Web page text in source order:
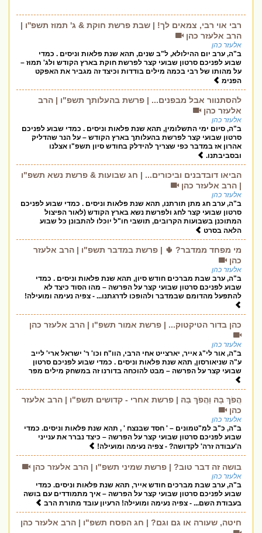
רבי אוי רבי, צמאים לך! | שבת פרשת חוקת & ג' תמוז תשפ''ו |
הרב אלעזר כהן
אלעזר כהן
ב"ה, ערב יום ההילולא, ל"ב שנים, תהא שנת פלאות וניסים . כמדי
שבוע לפניכם סרטון שבועי קצר לפרשת חוקת בארץ הקודש ולג' תמוז –
על מהותו של רבי בכמה מילים בודדות וכיצד זה מגביר את האפקט
הפנימ
להסתנוור אבל מבפנים... | פרשת בהעלותך תשפ"ו | הרב
אלעזר כהן
אלעזר כהן
ב"ה, סיום ימי התשלומין, תהא שנת פלאות וניסים . כמדי שבוע לפניכם
סרטון שבועי קצר לפרשת בהעלותך בארץ הקודש – על הנר שהדליק
אהרון אז במדבר כפי שצריך להידלק בחודש סיון תשפ"ו אצלנו
ובסביבתנו.
הביאו דובדבנים וביכורים... | חג שבועות & פרשת נשא תשפ"ו
| הרב אלעזר כהן
אלעזר כהן
ב"ה, ערב חג מתן תורתנו, תהא שנת פלאות וניסים . כמדי שבוע לפניכם
סרטון שבועי קצר לחג ולפרשת נשא בארץ הקודש (לאור הפיצול
המתוכנן בשבועות הקרובים, תושבי חו"ל יוכלו להתבונן כל שבוע
הלאה בסרט
מי מפחד ממדבר? 🌵 | פרשת במדבר תשפ"ו | הרב אלעזר
כהן
אלעזר כהן
ב"ה, ערב שבת מברכים חודש סיון, תהא שנת פלאות וניסים . כמדי
שבוע לפניכם סרטון שבועי קצר על הפרשה – מהו הסוד כיצד לא
להתפעל מהדומם שבמדבר ולהופכו לדרגתנו... - צפיה נעימה ומועילה!
כהן בדור הטיקטוק... | פרשת אמור תשפ"ו | הרב אלעזר כהן
אלעזר כהן
ב"ה, אור לי"ג אייר, יארצייט אחי הרבי, הוו"ח וכו' ר' ישראל ארי' לייב
ע"ה שניאורסון, תהא שנת פלאות וניסים . כמדי שבוע לפניכם סרטון
שבועי קצר על הפרשה – מבט להוכחה בדורנו זה במשחק מילים מפר
הֲפֹךְ בָּהּ וַהֲפֹךְ בַּהּ | פרשת אחרי - קדושים תשפ"ו | הרב אלעזר
כהן
אלעזר כהן
ב"ה, כ"ב למ"טמונים – ' חסד שבנצח ' , תהא שנת פלאות וניסים. כמדי
שבוע לפניכם סרטון שבועי קצר על הפרשה – כיצד נברר את ענייני
ה'עבודה זרה' לקדושה? - צפיה נעימה ומועילה!
בושה זה דבר טוב? | פרשת שמיני תשפ"ו | הרב אלעזר כהן
אלעזר כהן
ב"ה, ערב שבת מברכים חודש אייר, תהא שנת פלאות וניסים. כמדי
שבוע לפניכם סרטון שבועי קצר על הפרשה – איך מתמודדים עם בושה
בעבודת השם... - צפיה נעימה ומועילה! הרעיון עובד מתורת הרב
חיטה, שעורה או גם וגם? | חג הפסח תשפ"ו | הרב אלעזר כהן